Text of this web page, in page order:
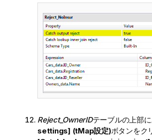
Reject_OwnerIDテーブルの上部
settings] (tMap設定)ボタンをク